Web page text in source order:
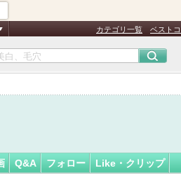
カテゴリ一覧 ベスト
Q&A フォロー Like・クリップ